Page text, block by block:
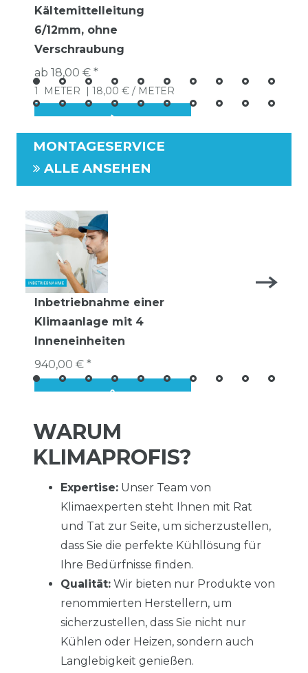
Kältemittelleitung
6/12mm, ohne
Verschraubung
ab 18,00 € *
1 METER | 18,00 € / METER
MONTAGESERVICE
ALLE ANSEHEN
Inbetriebnahme einer
Klimaanlage mit 4
Inneneinheiten
940,00 € *
WARUM
KLIMAPROFIS?
Expertise: Unser Team von
Klimaexperten steht Ihnen mit Rat
und Tat zur Seite, um sicherzustellen,
dass Sie die perfekte Kühllösung für
Ihre Bedürfnisse finden.
Qualität: Wir bieten nur Produkte von
renommierten Herstellern, um
sicherzustellen, dass Sie nicht nur
Kühlen oder Heizen, sondern auch
Langlebigkeit genießen.